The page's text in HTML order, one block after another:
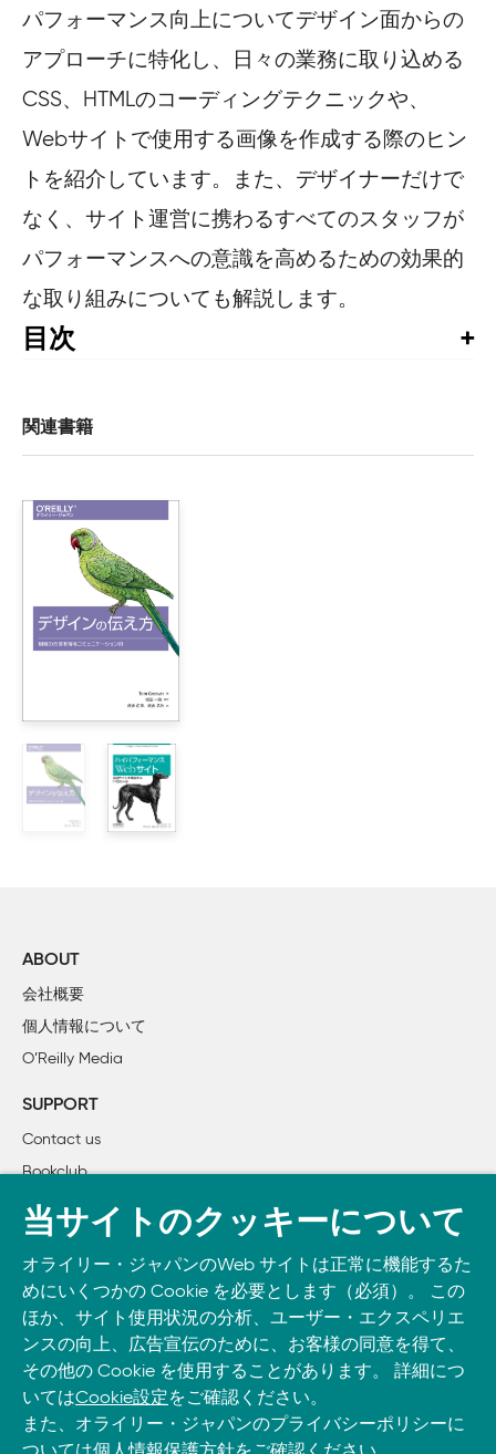
パフォーマンス向上についてデザイン面からの
アプローチに特化し、日々の業務に取り込める
CSS、HTMLのコーディングテクニックや、
Webサイトで使用する画像を作成する際のヒン
トを紹介しています。また、デザイナーだけで
なく、サイト運営に携わるすべてのスタッフが
パフォーマンスへの意識を高めるための効果的
な取り組みについても解説します。
目次
はじめに
監訳者まえがき
1章　サイトパフォーマンスはユーザエクスペリエンス
    1.1　ブランドに与える影響
        1.1.1　ユーザの再訪問
        1.1.2　検索エンジンの順位
    1.2　モバイルユーザへの影響
        1.2.1　モバイルネットワーク
        1.2.3　モバイルハードウェア
2章　表示速度の基礎
    2.1　ブラウザがコンテンツを表示する方法
        2.3.1　クリティカルレンダリングパス
        2.3.2　ジャンク
        2.4.1　地理的要因
        2.4.2　ネットワーク
3章　画像の最適化
    3.1　画像形式の選択
        3.1.1　JPEG
        3.1.2　GIF
        3.1.3　PNG
        3.1.4　画像圧縮
    3.2　画像リクエストの置き換え
        3.2.1　スプライト
        3.2.2　CSS3
        3.2.3　データURIとBase64エンコード
        3.2.4　SVG
関連書籍
ABOUT
会社概要
個人情報について
O’Reilly Media
SUPPORT
Contact us
Bookclub
書籍注文
Take O’Reilly with you and learn anywhere, anytime on your
phone
and tablet.
当サイトのクッキーについて
オライリー・ジャパンのWeb サイトは正常に機能するた
めにいくつかの Cookie を必要とします（必須）。 この
ほか、サイト使用状況の分析、ユーザー・エクスペリエ
ンスの向上、広告宣伝のために、お客様の同意を得て、
その他の Cookie を使用することがあります。 詳細につ
いてはCookie設定をご確認ください。
また、オライリー・ジャパンのプライバシーポリシーに